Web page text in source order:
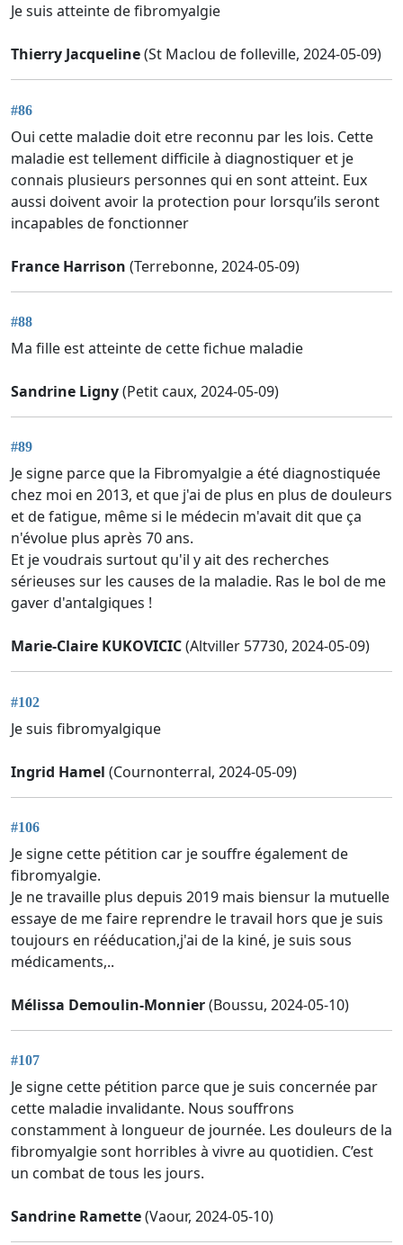
Je suis atteinte de fibromyalgie
Thierry Jacqueline(St Maclou de folleville, 2024-05-09)
#86
Oui cette maladie doit etre reconnu par les lois. Cette
maladie est tellement difficile à diagnostiquer et je
connais plusieurs personnes qui en sont atteint. Eux
aussi doivent avoir la protection pour lorsqu’ils seront
incapables de fonctionner
France Harrison (Terrebonne, 2024-05-09)
#88
Ma fille est atteinte de cette fichue maladie
Sandrine Ligny(Petit caux, 2024-05-09)
#89
Je signe parce que la Fibromyalgie a été diagnostiquée
chez moi en 2013, et que j'ai de plus en plus de douleurs
et de fatigue, même si le médecin m'avait dit que ça
n'évolue plus après 70 ans.
Et je voudrais surtout qu'il y ait des recherches
sérieuses sur les causes de la maladie. Ras le bol de me
gaver d'antalgiques !
Marie-Claire KUKOVICIC(Altviller 57730, 2024-05-09)
#102
Je suis fibromyalgique
Ingrid Hamel (Cournonterral, 2024-05-09)
#106
Je signe cette pétition car je souffre également de
fibromyalgie.
Je ne travaille plus depuis 2019 mais biensur la mutuelle
essaye de me faire reprendre le travail hors que je suis
toujours en rééducation,j'ai de la kiné, je suis sous
médicaments,..
Mélissa Demoulin-Monnier(Boussu, 2024-05-10)
#107
Je signe cette pétition parce que je suis concernée par
cette maladie invalidante. Nous souffrons
constamment à longueur de journée. Les douleurs de la
fibromyalgie sont horribles à vivre au quotidien. C’est
un combat de tous les jours.
Sandrine Ramette(Vaour, 2024-05-10)